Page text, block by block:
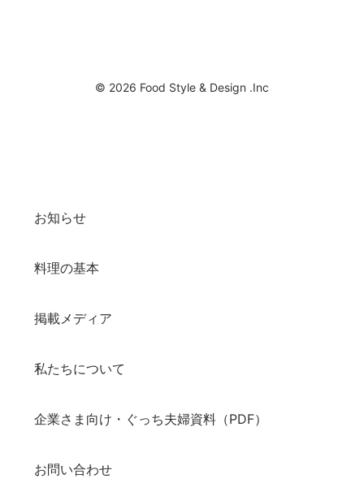
© 2026 Food Style & Design .Inc
お知らせ
料理の基本
掲載メディア
私たちについて
企業さま向け・ぐっち夫婦資料（PDF）
お問い合わせ